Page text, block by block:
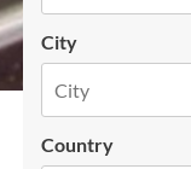
City
Country